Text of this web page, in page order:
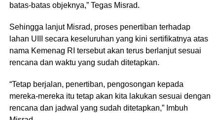
batas-batas objeknya,” Tegas Misrad.
Sehingga lanjut Misrad, proses penertiban terhadap
lahan UIII secara keseluruhan yang kini sertifikatnya atas
nama Kemenag RI tersebut akan terus berlanjut sesuai
rencana dan waktu yang sudah ditetapkan.
“Tetap berjalan, penertiban, pengosongan kepada
mereka-mereka itu tetap akan kita lakukan sesuai dengan
rencana dan jadwal yang sudah ditetapkan,” Imbuh